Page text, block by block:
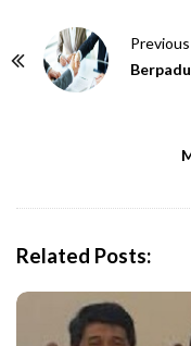
Related Posts: